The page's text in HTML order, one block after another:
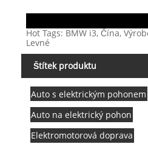
Hot Tags: BMW i3, Čína,
Levné
Štítek produktu
Auto s elektrickým pohonem
Auto na elektrický pohon
Elektromotorová doprava